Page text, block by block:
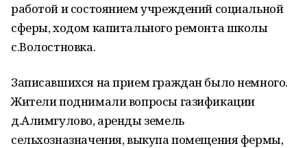
работой и состоянием учреждений социальной
сферы, ходом капитального ремонта школы
с.Волостновка.
Записавшихся на прием граждан было немного.
Жители поднимали вопросы газификации
д.Алимгулово, аренды земель
сельхозназначения, выкупа помещения фермы,